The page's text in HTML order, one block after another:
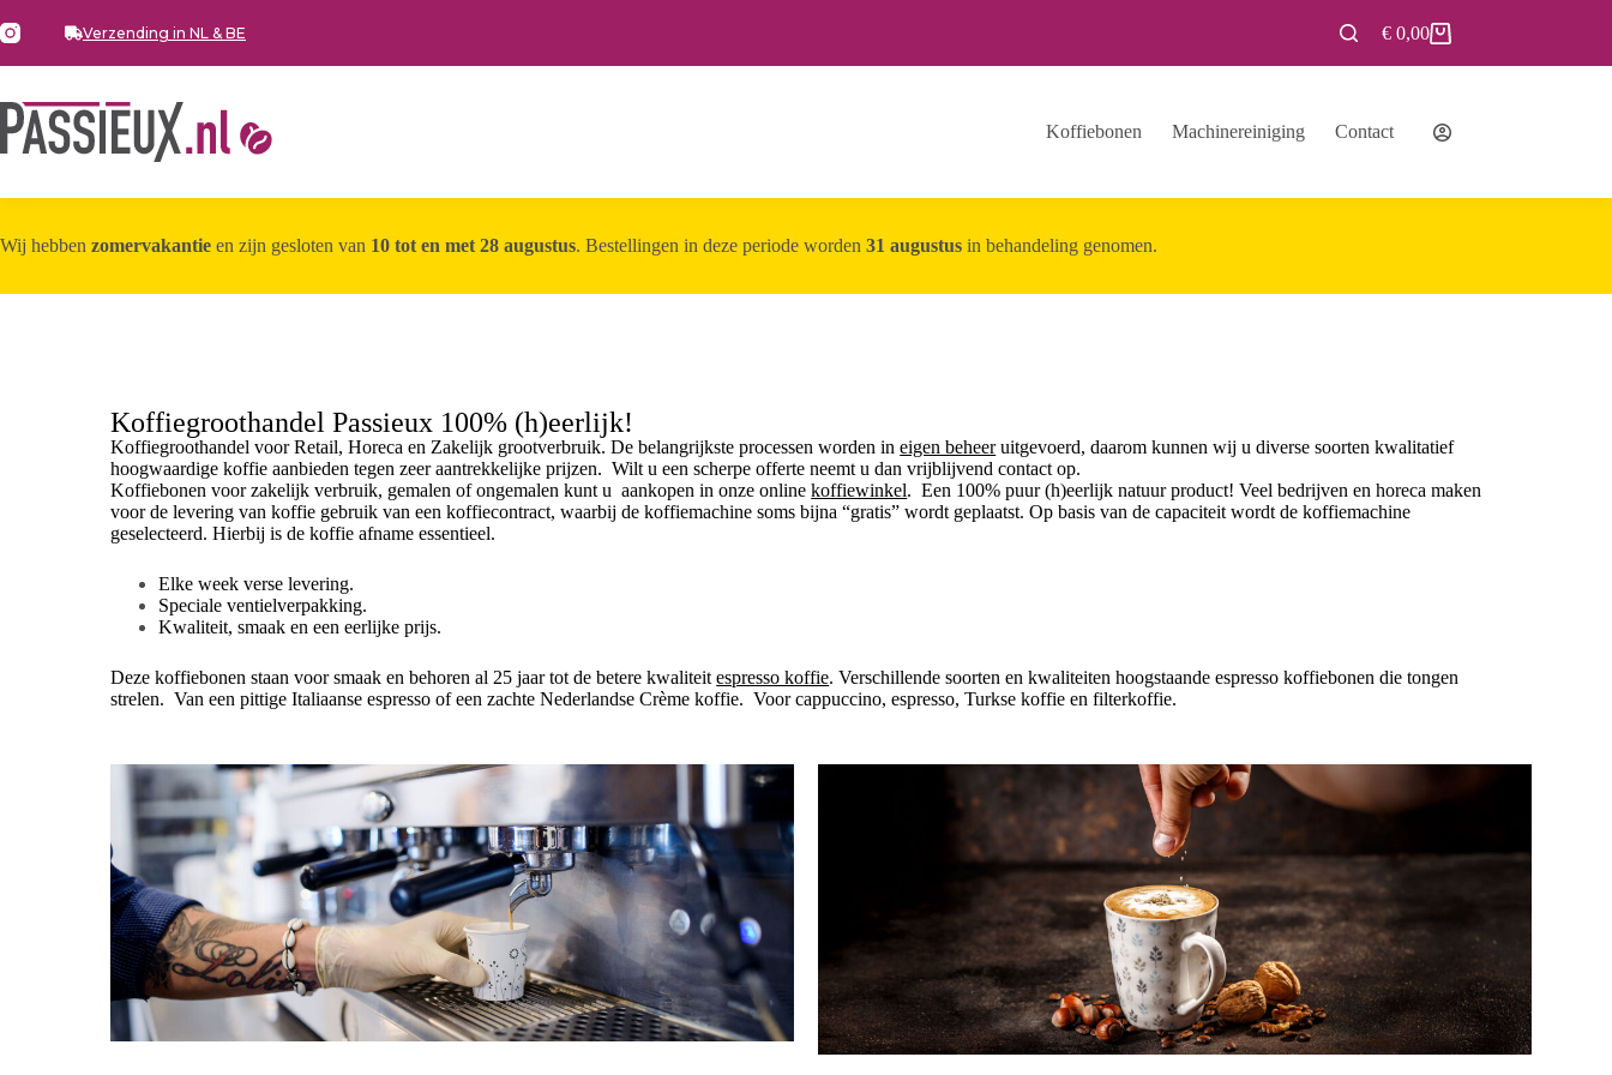
Verzending in NL & BE €0,00
Koffiebonen Machinereiniging Contact
Wij hebben zomervakantie en zijn gesloten van 10 tot en met 28 augustus. Bestellingen in deze periode worden 31 augustus in behandeling genomen.
Koffiegroothandel Passieux 100% (h)eerlijk!
Koffiegroothandel voor Retail, Horeca en Zakelijk grootverbruik.De belangrijkste processen worden ineigen beheeruitgevoerd, daarom kunnen wij u diverse soorten kwalitatief
hoogwaardige koffie aanbieden tegen zeer aantrekkelijke prijzen. Wilt u een scherpe offerte neemt u dan vrijblijvendcontact op.
Koffiebonen voor zakelijk verbruik, gemalen of ongemalen kunt u aankopen in onze onlinekoffiewinkel.Een 100% puur (h)eerlijk natuur product!Veel bedrijven en horeca maken
voor de levering van koffie gebruik van een koffiecontract, waarbij de koffiemachine soms bijna “gratis” wordt geplaatst. Op basis van de capaciteit wordt de koffiemachine
geselecteerd. Hierbij is de koffie afname essentieel.
Elke week verse levering.
Speciale ventielverpakking.
Kwaliteit, smaak en een eerlijke prijs.
Deze koffiebonen staan voor smaak en behoren al 25 jaar tot de betere kwaliteitespresso koffie. Verschillende soorten en kwaliteiten hoogstaande espresso koffiebonen die tongen
strelen. Van een pittige Italiaanse espresso of een zachte Nederlandse Crème koffie. Voor cappuccino, espresso, Turkse koffie en filterkoffie.